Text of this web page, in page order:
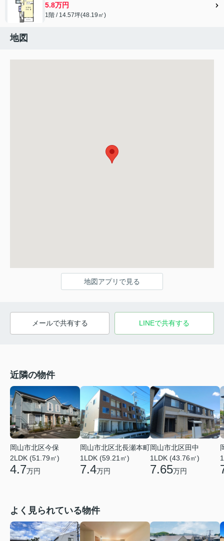
5.8万円
1階 / 14.57坪(48.19㎡)
地図
地図アプリで見る
メールで共有する LINEで共有する
近隣の物件
岡山市北区今保
2LDK (51.79㎡)
4.7万円
岡山市北区北長瀬本町
1LDK (59.21㎡)
7.4万円
岡山市北区田中
1LDK (43.76㎡)
7.65万円
よく見られている物件